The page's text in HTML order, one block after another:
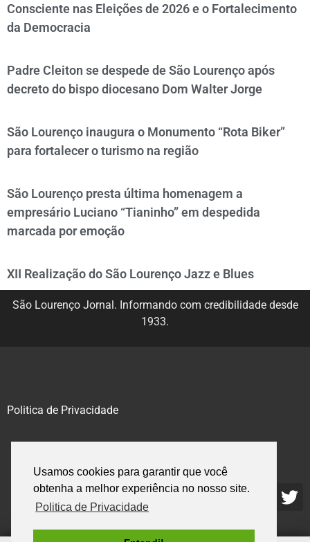
Usamos cookies para garantir que você
obtenha a melhor experiência no nosso site.
Politica de Privacidade
Consciente nas Eleições de 2026 e o Fortalecimento
da Democracia
Padre Cleiton se despede de São Lourenço após
decreto do bispo diocesano Dom Walter Jorge
São Lourenço inaugura o Monumento “Rota Biker”
para fortalecer o turismo na região
São Lourenço presta última homenagem a
empresário Luciano “Tianinho” em despedida
marcada por emoção
XII Realização do São Lourenço Jazz e Blues
São Lourenço Jornal. Informando com credibilidade desde
1933.
Politica de Privacidade